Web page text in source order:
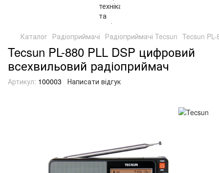
Каталог Радіоприймачі Радіоприймачі Tecsun Tecsun
Tecsun PL-880 PLL DSP цифровий
всехвильовий радіоприймач
Артикул: 100003 Написати відгук